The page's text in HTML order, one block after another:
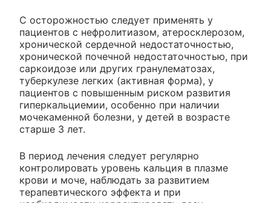
С осторожностью следует применять у
пациентов с нефролитиазом, атеросклерозом,
хронической сердечной недостаточностью,
хронической почечной недостаточностью, при
саркоидозе или других гранулематозах,
туберкулезе легких (активная форма), у
пациентов с повышенным риском развития
гиперкальциемии, особенно при наличии
мочекаменной болезни, у детей в возрасте
старше 3 лет.
В период лечения следует регулярно
контролировать уровень кальция в плазме
крови и моче, наблюдать за развитием
терапевтического эффекта и при